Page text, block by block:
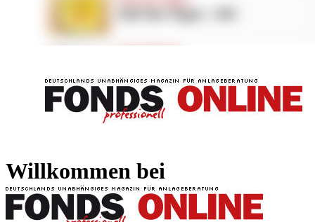
Willkommen bei